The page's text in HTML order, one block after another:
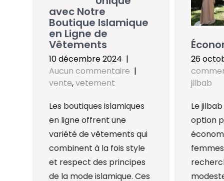
avec Notre
Boutique Islamique
en Ligne de
Vêtements
10 décembre 2024 |
Aucun commentaire |
vente,vetement
Les boutiques islamiques
en ligne offrent une
variété de vêtements qui
combinent à la fois style
et respect des principes
de la mode islamique. Ces
26
jilbab
Le
option